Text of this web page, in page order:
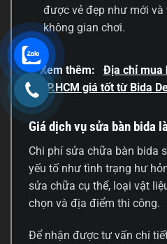
được vẻ đẹp như mới
không gian chơi.
Xem thêm:
Địa chỉ mua
TP.HCM giá tốt từ Bida
Giá dịch vụ sửa bàn bida
Chi phí sửa chữa bàn bida
yếu tố như tình trạng hư
sửa chữa cụ thể, loại vật
chọn và địa điểm thi công.
Để nhận được tư vấn chi